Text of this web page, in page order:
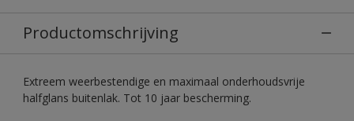
Productomschrijving
Extreem weerbestendige en maximaal onderhoudsvrije
halfglans buitenlak. Tot 10 jaar bescherming.